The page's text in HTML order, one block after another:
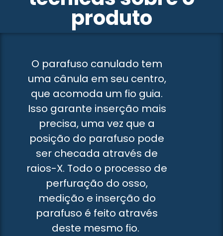
produto
O parafuso canulado tem
uma cânula em seu centro,
que acomoda um fio guia.
Isso garante inserção mais
precisa, uma vez que a
posição do parafuso pode
ser checada através de
raios-X. Todo o processo de
perfuração do osso,
medição e inserção do
parafuso é feito através
deste mesmo fio.